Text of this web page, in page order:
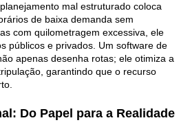
mal estruturado coloca
de baixa demanda sem
com quilometragem excessiva, ele
públicos e privados. Um software de
apenas desenha rotas; ele otimiza a
garantindo que o recurso
Do Papel para a Realidade